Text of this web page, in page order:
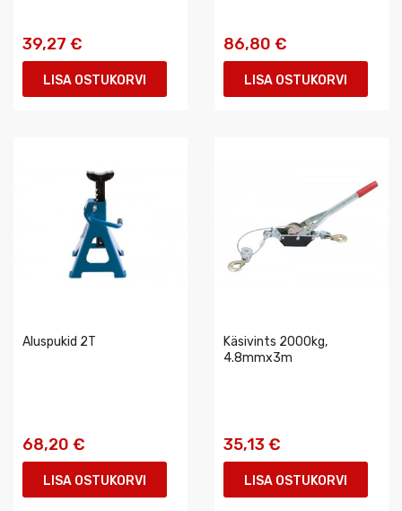
39,27 €
LISA OSTUKORVI
86,80 €
LISA OSTUKORVI
Aluspukid 2T
68,20 €
LISA OSTUKORVI
Käsivints 2000kg,
4.8mmx3m
35,13 €
LISA OSTUKORVI